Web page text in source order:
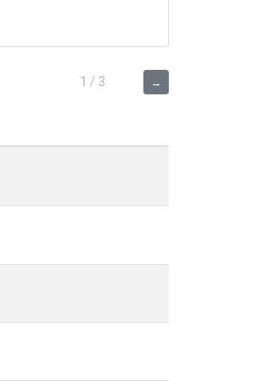
→
1 / 3